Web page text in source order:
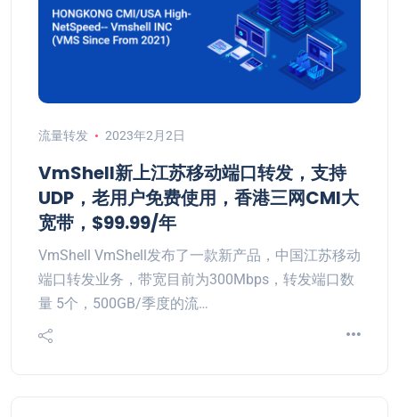
流量转发 2023年2月2日
VmShell新上江苏移动端口转发，支持
UDP，老用户免费使用，香港三网CMI大
宽带，$99.99/年
VmShell VmShell发布了一款新产品，中国江苏移动
端口转发业务，带宽目前为300Mbps，转发端口数
量 5个，500GB/季度的流…